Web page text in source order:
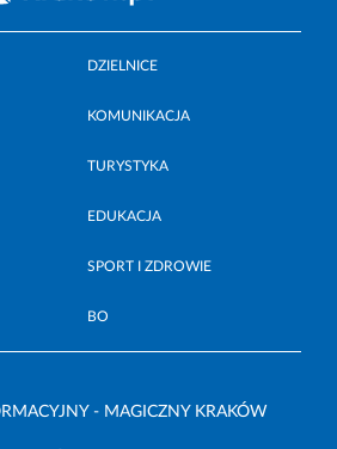
DZIELNICE
KOMUNIKACJA
TURYSTYKA
EDUKACJA
SPORT I ZDROWIE
BO
- MAGICZNY KRAKÓW